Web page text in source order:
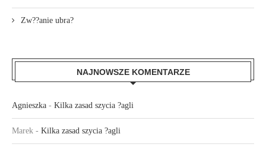
Zw??anie ubra?
NAJNOWSZE KOMENTARZE
Agnieszka - Kilka zasad szycia ?agli
Marek - Kilka zasad szycia ?agli